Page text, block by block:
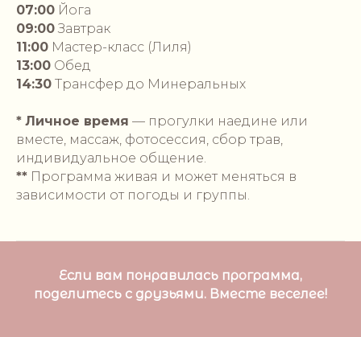
07:00 Йога
09:00 Завтрак
11:00 Мастер-класс (Лиля)
13:00 Обед
14:30 Трансфер до Минеральных
* Личное время — прогулки наедине или
вместе, массаж, фотосессия, сбор трав,
индивидуальное общение.
** Программа живая и может меняться в
зависимости от погоды и группы.
Если вам понравилась программа,
поделитесь с друзьями. Вместе веселее!